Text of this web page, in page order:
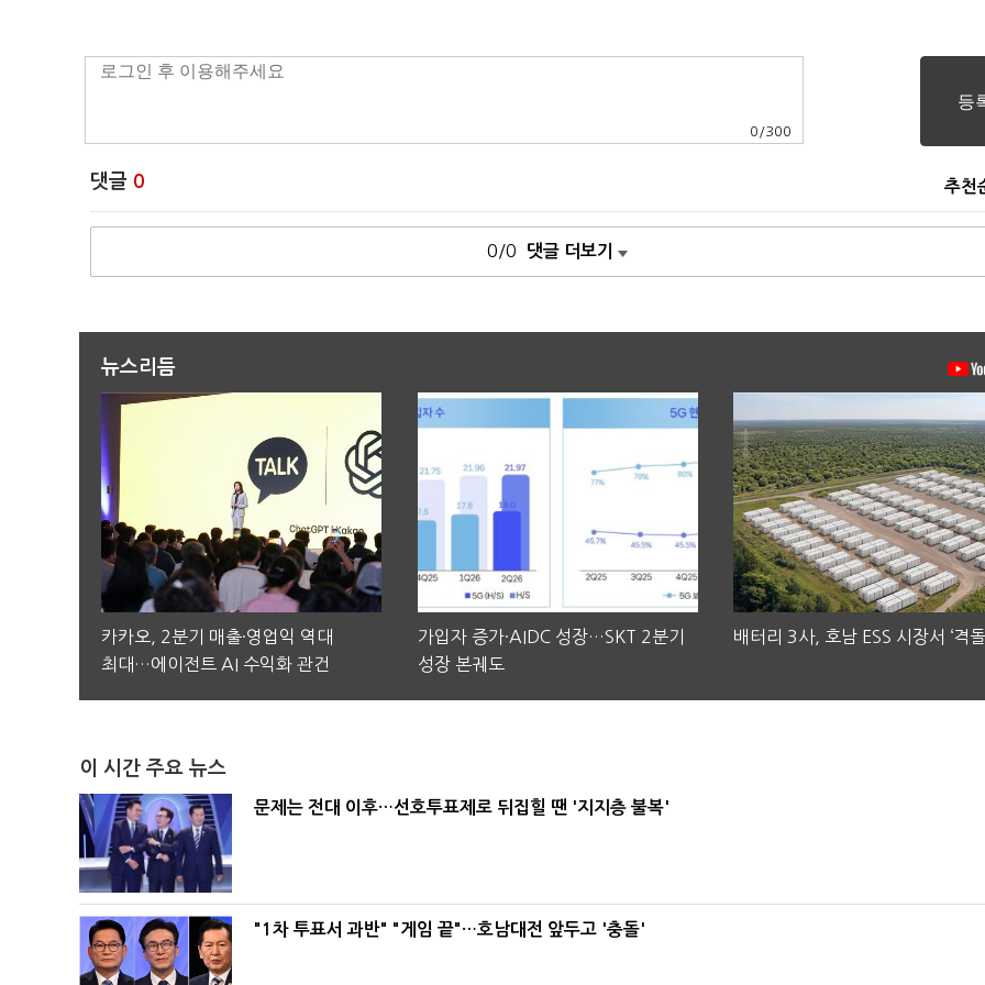
0 /300
댓글 0 추천
0/0 댓글 더보기
뉴스리듬
카카오, 2분기 매출·영업익 역대
최대…에이전트 AI 수익화 관건
가입자 증가·AIDC 성장…SKT 2분기
성장 본궤도
배터리 3사, 호남 ESS 시장서 ‘격돌
이 시간 주요 뉴스
문제는 전대 이후…선호투표제로 뒤집힐 땐 '지지층 불복'
"1차 투표서 과반" "게임 끝"…호남대전 앞두고 '충돌'